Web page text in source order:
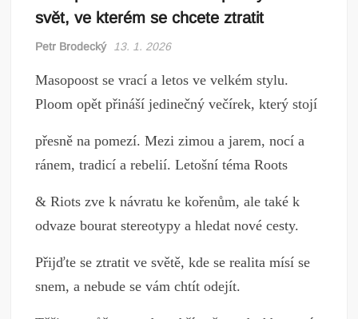
svět, ve kterém se chcete ztratit
Petr Brodecký 13. 1. 2026
Masopoost se vrací a letos ve velkém stylu.
Ploom opět přináší jedinečný večírek, který stojí
přesně na pomezí. Mezi zimou a jarem, nocí a
ránem, tradicí a rebelií. Letošní téma Roots
& Riots zve k návratu ke kořenům, ale také k
odvaze bourat stereotypy a hledat nové cesty.
Přijďte se ztratit ve světě, kde se realita mísí se
snem, a nebude se vám chtít odejít.